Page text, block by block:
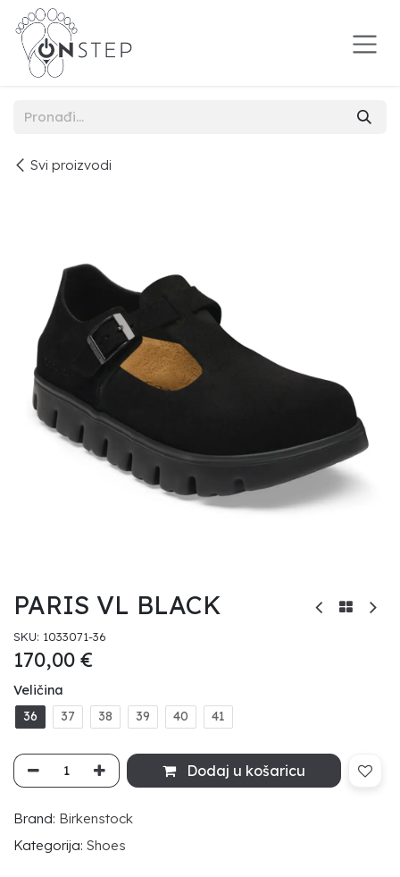
Preskoči na sadržaj
Svi proizvodi
PARIS VL BLACK
SKU: 1033071-36
170,00 €
Veličina
36
37 38 39 40 41
Dodaj u košaricu
Brand: Birkenstock
Kategorija: Shoes